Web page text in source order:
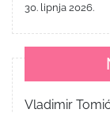
30. lipnja 2026.
Vladimir Tomić